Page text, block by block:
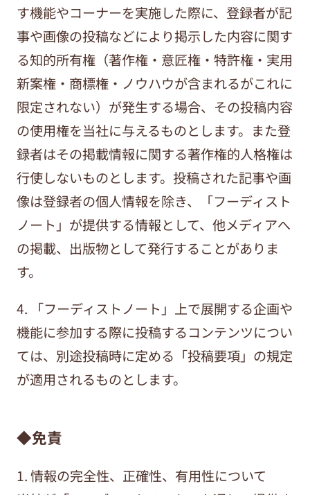
す機能やコーナーを実施した際に、登録者が記
事や画像の投稿などにより掲示した内容に関す
る知的所有権（著作権・意匠権・特許権・実用
新案権・商標権・ノウハウが含まれるがこれに
限定されない）が発生する場合、その投稿内容
の使用権を当社に与えるものとします。また登
録者はその掲載情報に関する著作権的人格権は
行使しないものとします。投稿された記事や画
像は登録者の個人情報を除き、「フーディスト
ノート」が提供する情報として、他メディアへ
の掲載、出版物として発行することがありま
す。
4. 「フーディストノート」上で展開する企画や
機能に参加する際に投稿するコンテンツについ
ては、別途投稿時に定める「投稿要項」の規定
が適用されるものとします。
◆免責
1. 情報の完全性、正確性、有用性について